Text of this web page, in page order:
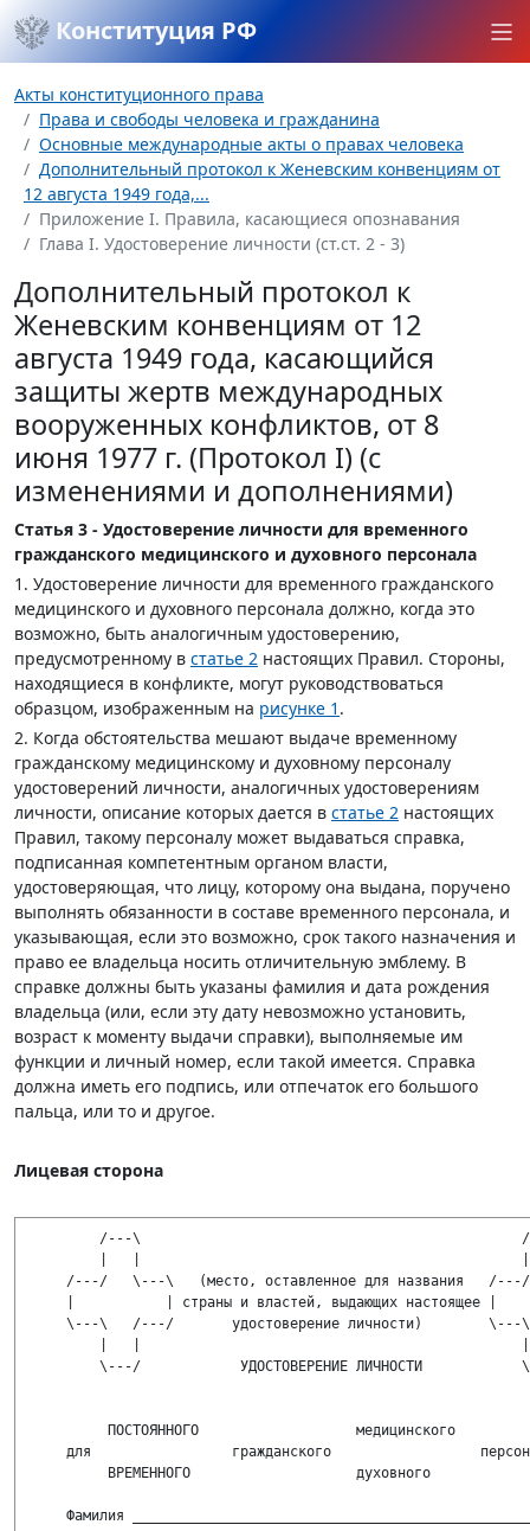
Конституция РФ
Акты конституционного права
Права и свободы человека и гражданина
Основные международные акты о правах человека
Дополнительный протокол к Женевским конвенциям от
12 августа 1949 года,...
Приложение I. Правила, касающиеся опознавания
Глава I. Удостоверение личности (ст.ст. 2 - 3)
Дополнительный протокол к
Женевским конвенциям от 12
августа 1949 года, касающийся
защиты жертв международных
вооруженных конфликтов, от 8
июня 1977 г. (Протокол I) (с
изменениями и дополнениями)
Статья 3 - Удостоверение личности для временного
гражданского медицинского и духовного персонала
1. Удостоверение личности для временного гражданского
медицинского и духовного персонала должно, когда это
возможно, быть аналогичным удостоверению,
предусмотренному в статье 2 настоящих Правил. Стороны,
находящиеся в конфликте, могут руководствоваться
образцом, изображенным на рисунке 1 .
2. Когда обстоятельства мешают выдаче временному
гражданскому медицинскому и духовному персоналу
удостоверений личности, аналогичных удостоверениям
личности, описание которых дается в статье 2 настоящих
Правил, такому персоналу может выдаваться справка,
подписанная компетентным органом власти,
удостоверяющая, что лицу, которому она выдана, поручено
выполнять обязанности в составе временного персонала, и
указывающая, если это возможно, срок такого назначения и
право ее владельца носить отличительную эмблему. В
справке должны быть указаны фамилия и дата рождения
владельца (или, если эту дату невозможно установить,
возраст к моменту выдачи справки), выполняемые им
функции и личный номер, если такой имеется. Справка
должна иметь его подпись, или отпечаток его большого
пальца, или то и другое.
Лицевая сторона
/---\
/---/   \---\   (место, оставленное для названия
|           | страны и властей, выдающих настоящее
\---\   /---/       удостоверение личности)
     \---/
УДОСТОВЕРЕНИЕ ЛИЧНОСТИ
ПОСТОЯННОГО
для                 гражданского
ВРЕМЕННОГО
Фамилия